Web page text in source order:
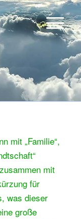
mit „Familie“,
mit
für
was dieser
große